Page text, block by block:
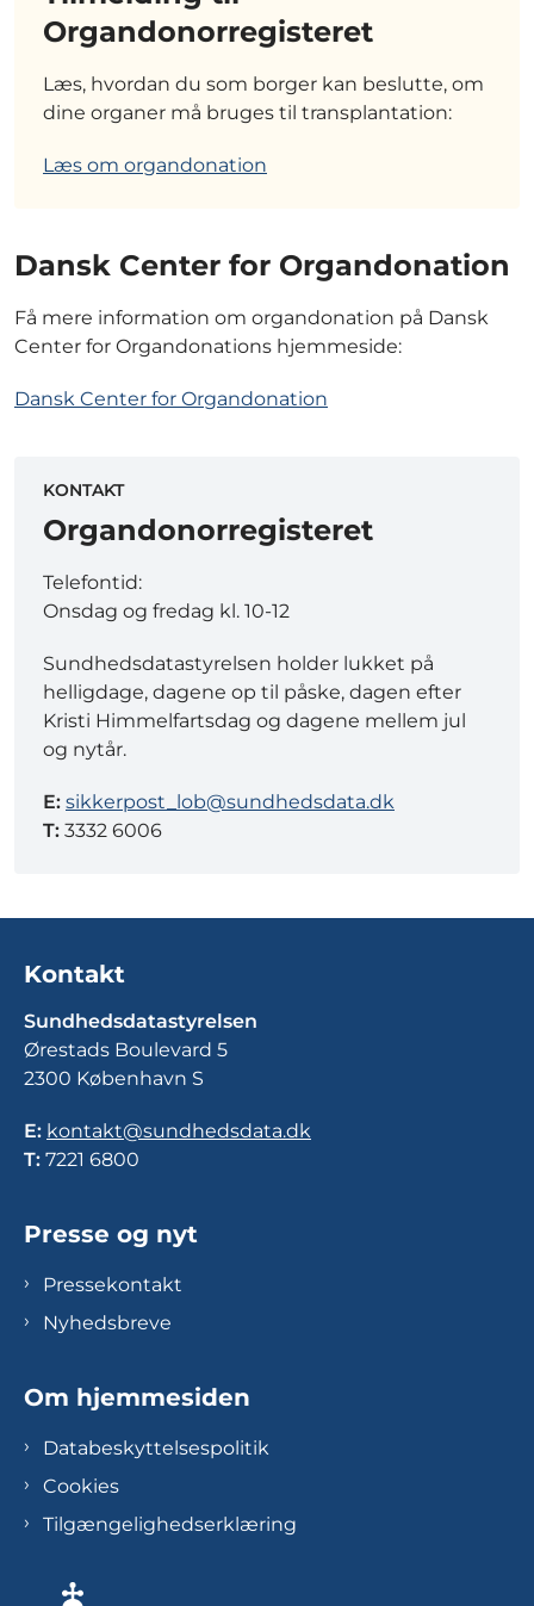
Organdonorregisteret
Læs, hvordan du som borger kan beslutte, om
dine organer må bruges til transplantation:
Læs om organdonation
Dansk Center for Organdonation
Få mere information om organdonation på Dansk
Center for Organdonations hjemmeside:
Dansk Center for Organdonation
KONTAKT
Organdonorregisteret
Telefontid:
Onsdag og fredag kl. 10-12
Sundhedsdatastyrelsen holder lukket på
helligdage, dagene op til påske, dagen efter
Kristi Himmelfartsdag og dagene mellem jul
og nytår.
E: sikkerpost_lob@sundhedsdata.dk
T: 3332 6006
Kontakt
Sundhedsdatastyrelsen
Ørestads Boulevard 5
2300 København S
E: kontakt@sundhedsdata.dk
T: 7221 6800
Presse og nyt
Pressekontakt
Nyhedsbreve
Om hjemmesiden
Databeskyttelsespolitik
Cookies
Tilgængelighedserklæring